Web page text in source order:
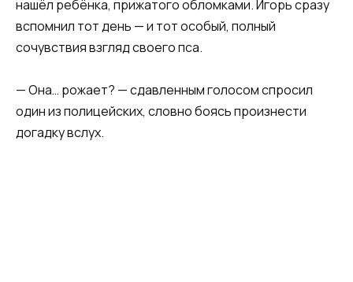
нашёл ребёнка, прижатого обломками. Игорь сразу
вспомнил тот день — и тот особый, полный
сочувствия взгляд своего пса.
— Она… рожает? — сдавленным голосом спросил
один из полицейских, словно боясь произнести
догадку вслух.